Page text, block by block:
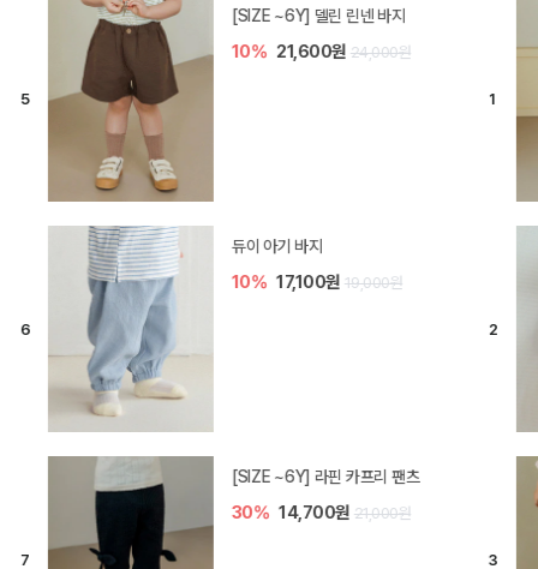
[SIZE ~6Y] 델린 린넨 바지
10% 21,600원 24,000원
듀이 아기 바지
10% 17,100원 19,000원
[SIZE ~6Y] 라핀 카프리 팬츠
30% 14,700원 21,000원